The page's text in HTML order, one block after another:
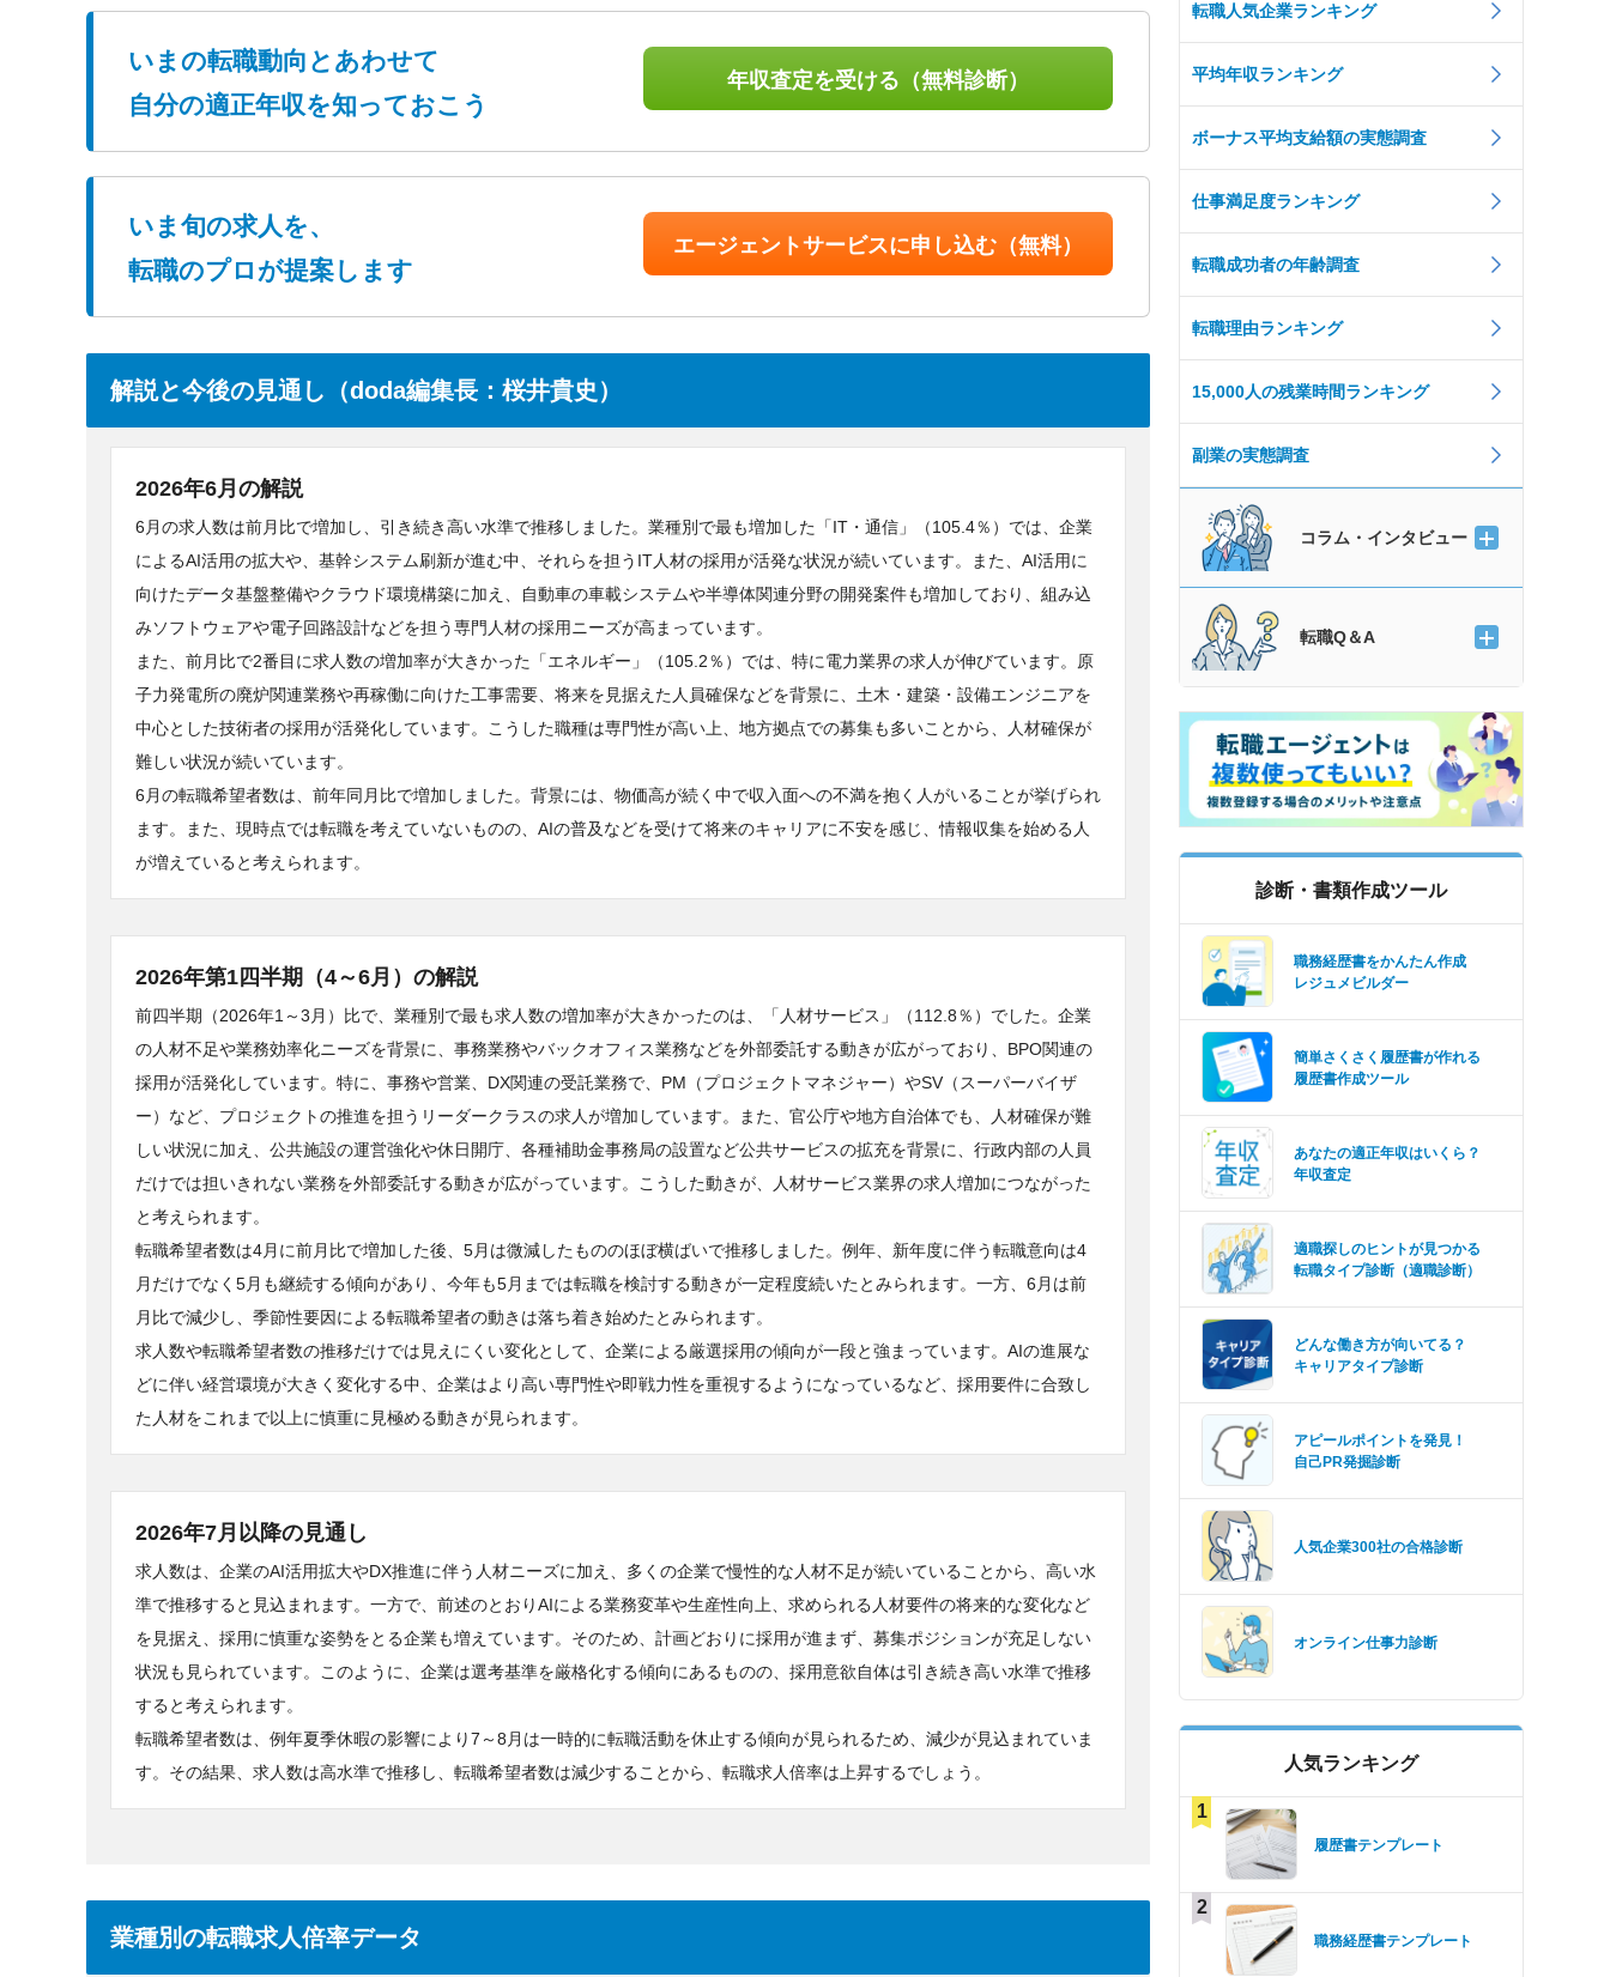
いまの転職動向とあわせて
自分の適正年収を知っておこう
年収査定を受ける（無料診断）
いま旬の求人を、
転職のプロが提案します
エージェントサービスに申し込む（無料）
解説と今後の見通し（doda編集長：桜井貴史）
2026年6月の解説
6月の求人数は前月比で増加し、引き続き高い水準で推移しました。業種別で最も増加した「IT・通信」（105.4％）では、企業
によるAI活用の拡大や、基幹システム刷新が進む中、それらを担うIT人材の採用が活発な状況が続いています。また、AI活用に
向けたデータ基盤整備やクラウド環境構築に加え、自動車の車載システムや半導体関連分野の開発案件も増加しており、組み込
みソフトウェアや電子回路設計などを担う専門人材の採用ニーズが高まっています。
また、前月比で2番目に求人数の増加率が大きかった「エネルギー」（105.2％）では、特に電力業界の求人が伸びています。原
子力発電所の廃炉関連業務や再稼働に向けた工事需要、将来を見据えた人員確保などを背景に、土木・建築・設備エンジニアを
中心とした技術者の採用が活発化しています。こうした職種は専門性が高い上、地方拠点での募集も多いことから、人材確保が
難しい状況が続いています。
6月の転職希望者数は、前年同月比で増加しました。背景には、物価高が続く中で収入面への不満を抱く人がいることが挙げられ
ます。また、現時点では転職を考えていないものの、AIの普及などを受けて将来のキャリアに不安を感じ、情報収集を始める人
が増えていると考えられます。
2026年第1四半期（4～6月）の解説
前四半期（2026年1～3月）比で、業種別で最も求人数の増加率が大きかったのは、「人材サービス」（112.8％）でした。企業
の人材不足や業務効率化ニーズを背景に、事務業務やバックオフィス業務などを外部委託する動きが広がっており、BPO関連の
採用が活発化しています。特に、事務や営業、DX関連の受託業務で、PM（プロジェクトマネジャー）やSV（スーパーバイザ
ー）など、プロジェクトの推進を担うリーダークラスの求人が増加しています。また、官公庁や地方自治体でも、人材確保が難
しい状況に加え、公共施設の運営強化や休日開庁、各種補助金事務局の設置など公共サービスの拡充を背景に、行政内部の人員
だけでは担いきれない業務を外部委託する動きが広がっています。こうした動きが、人材サービス業界の求人増加につながった
と考えられます。
転職希望者数は4月に前月比で増加した後、5月は微減したもののほぼ横ばいで推移しました。例年、新年度に伴う転職意向は4
月だけでなく5月も継続する傾向があり、今年も5月までは転職を検討する動きが一定程度続いたとみられます。一方、6月は前
月比で減少し、季節性要因による転職希望者の動きは落ち着き始めたとみられます。
求人数や転職希望者数の推移だけでは見えにくい変化として、企業による厳選採用の傾向が一段と強まっています。AIの進展な
どに伴い経営環境が大きく変化する中、企業はより高い専門性や即戦力性を重視するようになっているなど、採用要件に合致し
た人材をこれまで以上に慎重に見極める動きが見られます。
2026年7月以降の見通し
求人数は、企業のAI活用拡大やDX推進に伴う人材ニーズに加え、多くの企業で慢性的な人材不足が続いていることから、高い水
準で推移すると見込まれます。一方で、前述のとおりAIによる業務変革や生産性向上、求められる人材要件の将来的な変化など
を見据え、採用に慎重な姿勢をとる企業も増えています。そのため、計画どおりに採用が進まず、募集ポジションが充足しない
状況も見られています。このように、企業は選考基準を厳格化する傾向にあるものの、採用意欲自体は引き続き高い水準で推移
すると考えられます。
転職希望者数は、例年夏季休暇の影響により7～8月は一時的に転職活動を休止する傾向が見られるため、減少が見込まれていま
す。その結果、求人数は高水準で推移し、転職希望者数は減少することから、転職求人倍率は上昇するでしょう。
業種別の転職求人倍率データ
転職人気企業ランキング
平均年収ランキング
ボーナス平均支給額の実態調査
仕事満足度ランキング
転職成功者の年齢調査
転職理由ランキング
15,000人の残業時間ランキング
副業の実態調査
コラム・インタビュー
転職Q＆A
診断・書類作成ツール
職務経歴書をかんたん作成
レジュメビルダー
簡単さくさく履歴書が作れる
履歴書作成ツール
あなたの適正年収はいくら？
年収査定
適職探しのヒントが見つかる
転職タイプ診断（適職診断）
どんな働き方が向いてる？
キャリアタイプ診断
アピールポイントを発見！
自己PR発掘診断
人気企業300社の合格診断
オンライン仕事力診断
人気ランキング
1
履歴書テンプレート
2
職務経歴書テンプレート